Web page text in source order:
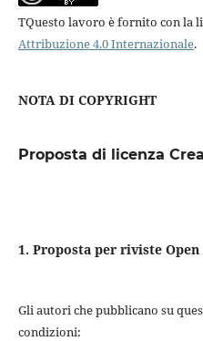
TQuesto lavoro è fornito con la
Attribuzione 4.0 Internazionale.
NOTA DI COPYRIGHT
Proposta di licenza
1. Proposta per riviste Open
Gli autori che pubblicano su
condizioni: